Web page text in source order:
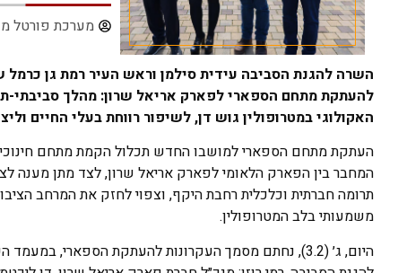
מערכת פורטל
השרה להגנת הסביבה עידית סילמן וראש העיר רמת גן
להעתקת מתחם הספארי לפארק אריאל שרון: מהלך סביבתי-
האקולוגי במטרופולין גוש דן, לשיפור רווחת בעלי החיים
העתקת מתחם הספארי למושבו החדש תכלול הקמת מתחם
המחבר בין הפארק הלאומי לפארק אריאל שרון, לצד מתן מענה
תרומה חברתית וכלכלית רחבת היקף, וצפוי לחזק את המרחב
משמעותי בלב המטרופולין.
היום, ג׳ (3.2), נחתם מסמך העקרונות להעתקת הספארי,